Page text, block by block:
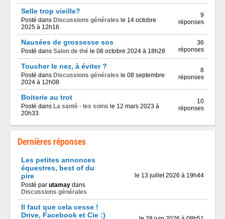
Selle trop vieille?
Posté dans Discussions générales le 14 octobre
2025 à 12h16
9
réponses
Nausées de grossesse sos
Posté dans Salon de thé le 08 octobre 2024 à 18h28
36
réponses
Toucher le nez, à éviter ?
Posté dans Discussions générales le 08 septembre
2024 à 12h08
8
réponses
Boiterie au trot
Posté dans La santé - les soins le 12 mars 2023 à
20h33
10
réponses
Dernières réponses
Les petites annonces
équestres, best of du
pire
Posté par utamay dans
Discussions générales
le 13 juillet 2026 à 19h44
Il faut que cela cesse !
Drive, Facebook et Cie :)